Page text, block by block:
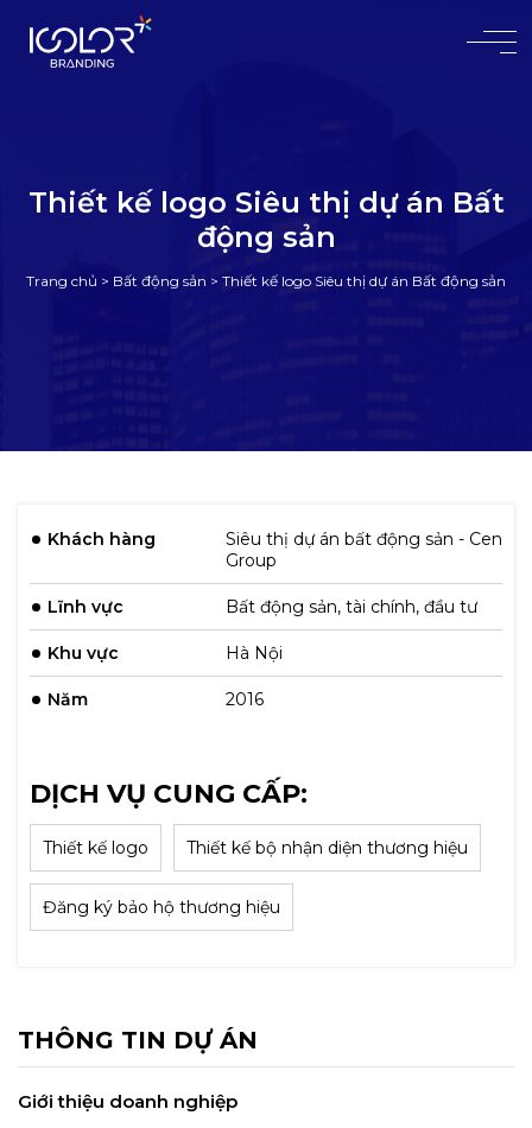
#
Thiết kế logo Siêu thị dự án Bất
động sản
Trang chủ > Bất động sản > Thiết kế logo Siêu thị dự án Bất động sản
Khách hàng
Siêu thị dự án bất động sản - Cen
Group
Lĩnh vực Bất động sản, tài chính, đầu tư
Khu vực Hà Nội
Năm 2016
DỊCH VỤ CUNG CẤP:
Thiết kế logo Thiết kế bộ nhận diện thương hiệu
Đăng ký bảo hộ thương hiệu
THÔNG TIN DỰ ÁN
Giới thiệu doanh nghiệp